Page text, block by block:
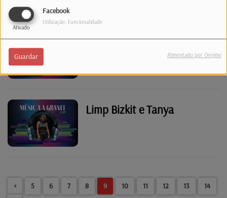
Facebook
Ativado
Utilização: Funcionalidade
Guardar Alimentado por Orejime
"One Last Time" "Pa Quê?"
Limp Bizkit e Tanya
< 5 6 7 8 9 10 11 12 13
14